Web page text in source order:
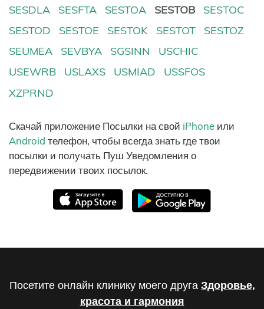
SESDLA
SESFTA SESTOA SESTOB
SESTOC
SESTOD
SESTOE SESTOK SESTOT
SESTOZ
SEUMEA
SEVBYA SGSINN
USCHIC
USEWRB
USLAXS USMIAD
USSFOS
XZPRND
Скачай приложение Посылки на свой iPhone или
Android телефон, чтобы всегда знать где твои
посылки и получать Пуш Уведомления о
передвижении твоих посылок.
Посетите онлайн клинику моего друга Здоровье,
красота и гармония